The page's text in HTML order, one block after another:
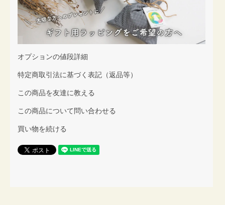
オプションの値段詳細
特定商取引法に基づく表記（返品等）
この商品を友達に教える
この商品について問い合わせる
買い物を続ける